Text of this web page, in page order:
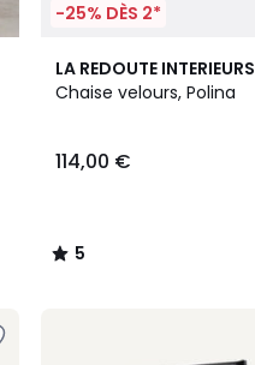
-25% DÈS 2*
LA REDOUTE INTERIEURS
Chaise velours, Polina
114,00 €
5
/
3
Couleurs
5
/